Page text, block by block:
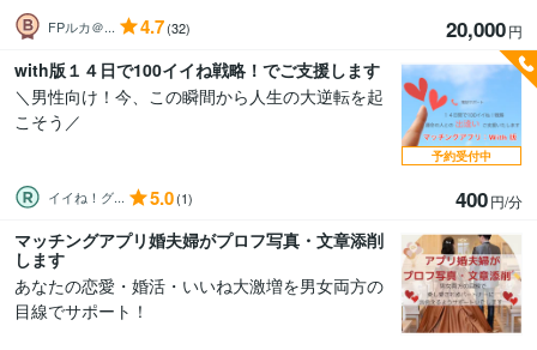
FPルカ＠... 4.7(32) 20,000円
with版１４日で100イイね戦略！でご支援します
＼男性向け！今、この瞬間から人生の大逆転を起
こそう／
イイね！グ... 5.0(1) 400円/分
予約受付中
マッチングアプリ婚夫婦がプロフ写真・文章添削
します
あなたの恋愛・婚活・いいね大激増を男女両方の
目線でサポート！